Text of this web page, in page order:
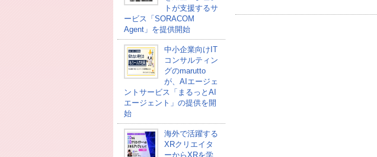
トが支援するサ
ービス「SORACOM
Agent」を提供開始
中小企業向けIT
コンサルティン
グのmarutto
が、AIエージェ
ントサービス「まるっとAI
エージェント」の提供を開
始
海外で活躍する
XRクリエイタ
ーからXRを学